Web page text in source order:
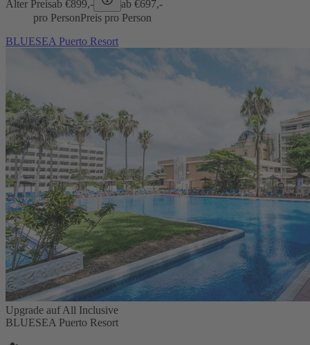
Alter Preisab €899,- ab €697,-
pro PersonPreis pro Person
BLUESEA Puerto Resort
Upgrade auf All Inclusive
BLUESEA Puerto Resort